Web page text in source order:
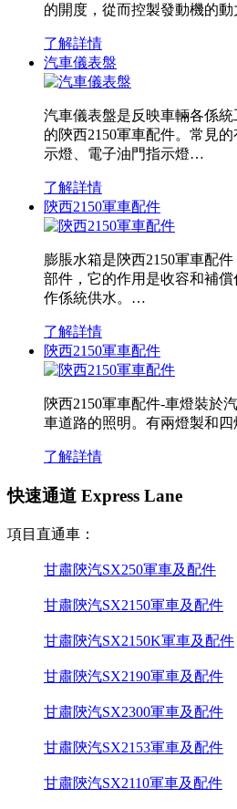
的開度，從而控製發動機的
了解詳情
汽車儀表盤
汽車儀表盤是反映車輛各係統工
的陝西2150軍車配件。常見
示燈、電子油門指示燈…
了解詳情
陝西2150軍車配件
膨脹水箱是陝西2150軍車配件
部件，它的作用是收容和補償
作係統供水。…
了解詳情
陝西2150軍車配件
陝西2150軍車配件-車燈裝於汽
車道路的照明。有兩燈製和四
了解詳情
快速通道 Express Lane
項目直通車：
甘肅陝汽SX250軍車及配件
甘肅陝汽SX2150軍車及配件
甘肅陝汽SX2150K軍車及配件
甘肅陝汽SX2190軍車及配件
甘肅陝汽SX2300軍車及配件
甘肅陝汽SX2153軍車及配件
甘肅陝汽SX2110軍車及配件